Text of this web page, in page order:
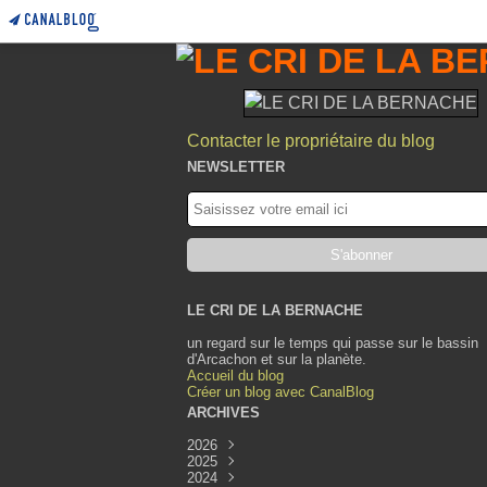
Contacter le propriétaire du blog
NEWSLETTER
LE CRI DE LA BERNACHE
un regard sur le temps qui passe sur le bassin
d'Arcachon et sur la planète.
Accueil du blog
Créer un blog avec CanalBlog
ARCHIVES
2026
Août
Juillet
2025
Décembre
2024